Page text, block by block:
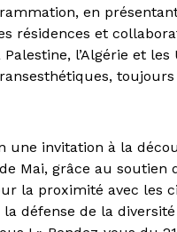
en
résidences et
l’Algérie et les
toujours
une invitation à la
Mai, grâce au soutien
la proximité avec les
défense de la